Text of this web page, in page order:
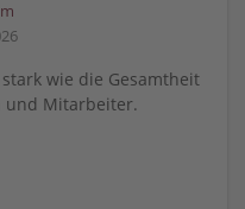
wie die Gesamtheit
Mitarbeiter.